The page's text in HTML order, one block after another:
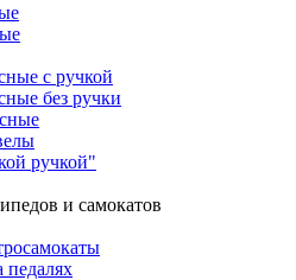
с ручкой
без ручки
ручкой"
и самокатов